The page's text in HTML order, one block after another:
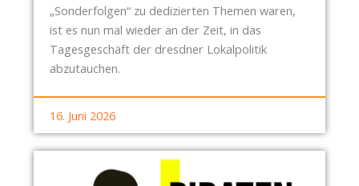
„Sonderfolgen“ zu dedizierten Themen waren,
ist es nun mal wieder an der Zeit, in das
Tagesgeschäft der dresdner Lokalpolitik
abzutauchen.
16. Juni 2026